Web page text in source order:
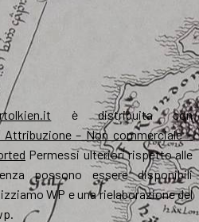
è distribuita con
Attribuzione – Non commerciale –
Permessi ulteriori rispetto alle
possono essere disponibili
WP e una rielaborazione del